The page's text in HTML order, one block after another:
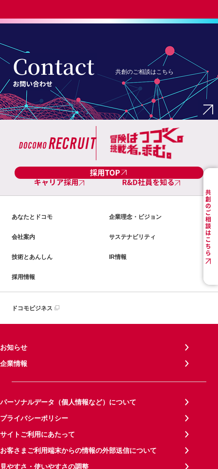
共創のご相談はこちら
あなたとドコモ 企業理念・ビジョン
会社案内 サステナビリティ
技術とあんしん IR情報
採用情報
ドコモビジネス
お知らせ
企業情報
パーソナルデータ（個人情報など）について
プライバシーポリシー
サイトご利用にあたって
お客さまご利用端末からの情報の外部送信について
見やすさ・使いやすさの調整